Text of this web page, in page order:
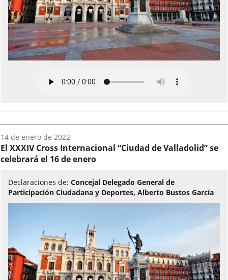
Fecha
del
audio:
14 de enero de 2022
El XXXIV Cross Internacional “Ciudad de Valladolid” se
celebrará el 16 de enero
Declaraciones de: Concejal Delegado General de
Participación Ciudadana y Deportes, Alberto Bustos García